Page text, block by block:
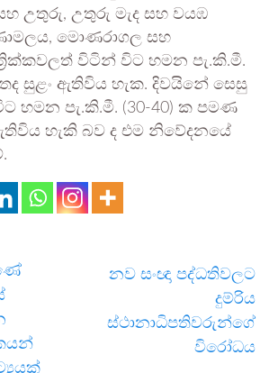
සහ උතුරු, උතුරු මැද සහ වයඹ
මොණරාගල සහ
විටින් විට හමන පැ.කි.මී.
සුළං ඇතිවිය හැක. දිවයිනේ සෙසු
හමන පැ.කි.මී. (30-40) ක පමණ
හැකි බව ද එම නිවේදනයේ
නව සංඥා පද්ධතිවලට
දුම්රිය
ස්ථානාධිපතිවරුන්ගේ
විරෝධය